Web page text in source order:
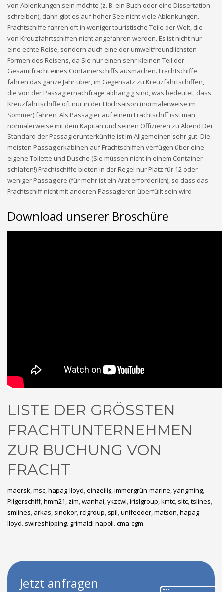
von Ablenkungen sein möchte (z. B. ein Buch oder eine Dissertation
schreiben), dann gibt es auf hoher See nicht viele Ablenkungen.
Frachtschiffe fahren oft in weniger touristische Teile der Welt, die
von Kreuzfahrtschiffen nicht angefahren werden. Es ist nicht nur
eine echte Reise, sondern auch eine der umweltfreundlichsten
Formen des Reisens, da Sie nur einen sehr kleinen Teil der
Gesamtfracht eines Containerschiffs ausmachen. Frachtschiffe
fahren das ganze Jahr über, im Gegensatz zu Kreuzfahrtschiffen,
die von der Passagiernachfrage abhängig sind, was bedeutet, dass
Kreuzfahrtschiffe oft nur in der Hochsaison (normalerweise im
Sommer) fahren. Als Passagier auf einem Frachtschiff isst man
normalerweise mit dem Kapitän und seinen Offizieren zu Abend Der
Standard der Passagierunterkünfte ist im Allgemeinen sehr gut. Die
meisten Passagierkabinen auf Frachtschiffen verfügen über eine
eigene Toilette und Dusche (Sie müssen nicht in einem Container
schlafen!) Frachtschiffe bieten in der Regel nur Platz für 12 oder
weniger Passagiere (für mehr ist ein Arzt erforderlich), so dass das
Frachtschiff nicht mit anderen Passagieren überfüllt sein wird
Download unserer Broschüre
LISTE DER GRÖSSTEN
FRACHTUNTERNEHMEN
ZUR BUCHUNG VON
FRACHT
maersk,msc,hapag-lloyd,einzeilig,immergrün-marine,yangming,
Pilgerschiff,hmm21, zim,wanhai,ykzcwl,irislgroup,kmtc, sitc,tslines,
smlines, arkas, sinokor,rclgroup, spil,unifeeder,matson,hapag-
lloyd, swireshipping, grimaldi napoli,cma-cgm
Jetzt anfragen